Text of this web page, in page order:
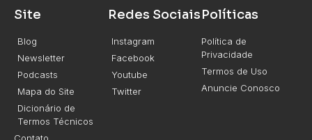
Site
Blog
Newsletter
Podcasts
Mapa do Site
Dicionário de
Termos Técnicos
Redes Sociais
Instagram
Facebook
Youtube
Twitter
Políticas
Política de
Privacidade
Termos de Uso
Anuncie Conosco